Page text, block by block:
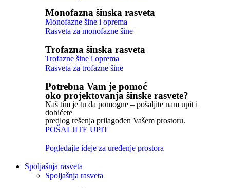
Monofazna šinska rasveta
Monofazne šine i oprema
Rasveta za monofazne šine
Trofazna šinska rasveta
Trofazne šine i oprema
Rasveta za trofazne šine
Potrebna Vam je pomoć
oko projektovanja šinske rasvete?
Naš tim je tu da pomogne – pošaljite nam upit i
dobićete
predlog rešenja prilagođen Vašem prostoru.
POŠALJITE UPIT
Pogledajte ideje za uređenje prostora
Spoljašnja rasveta
Spoljašnja rasveta